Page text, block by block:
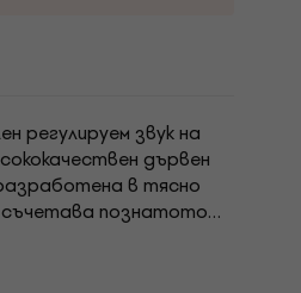
регулируем звук на
дървен
в тясно
съчетава познатото
звук....